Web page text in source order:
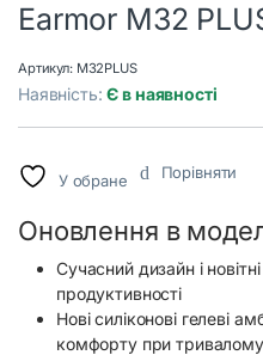
Earmor M32
Артикул: M32PLUS
Наявність:Є в наявності
У обране Порівняти
Оновлення в
Сучасний дизайн і
продуктивності
Нові силіконові гелеві
комфорту при тривалому